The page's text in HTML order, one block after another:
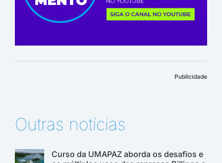
Publicidade
Outras notícias
Curso da UMAPAZ aborda os desafios e